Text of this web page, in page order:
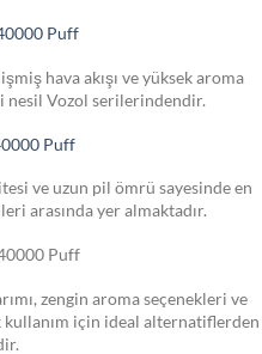
Puff
hava akışı ve yüksek aroma
nesil Vozol serilerindendir.
Puff
ve uzun pil ömrü sayesinde en
arasında yer almaktadır.
Puff
zengin aroma seçenekleri ve
için ideal alternatiflerden